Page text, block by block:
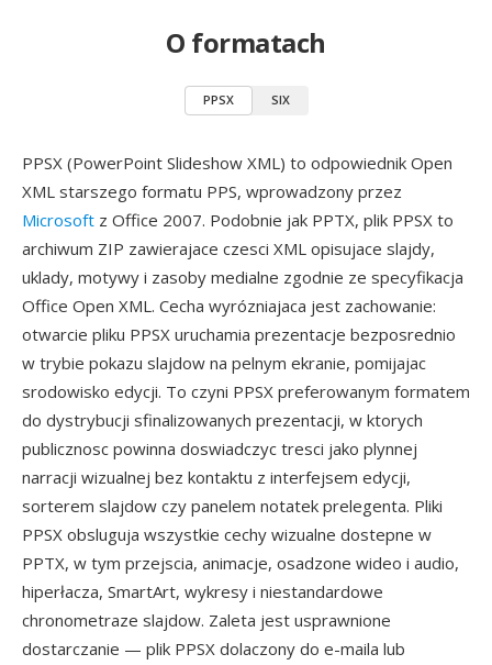
O formatach
PPSX SIX
PPSX (PowerPoint Slideshow XML) to odpowiednik Open
XML starszego formatu PPS, wprowadzony przez
Microsoft z Office 2007. Podobnie jak PPTX, plik PPSX to
archiwum ZIP zawierajace czesci XML opisujace slajdy,
uklady, motywy i zasoby medialne zgodnie ze specyfikacja
Office Open XML. Cecha wyrózniajaca jest zachowanie:
otwarcie pliku PPSX uruchamia prezentacje bezposrednio
w trybie pokazu slajdow na pelnym ekranie, pomijajac
srodowisko edycji. To czyni PPSX preferowanym formatem
do dystrybucji sfinalizowanych prezentacji, w ktorych
publicznosc powinna doswiadczyc tresci jako plynnej
narracji wizualnej bez kontaktu z interfejsem edycji,
sorterem slajdow czy panelem notatek prelegenta. Pliki
PPSX obsluguja wszystkie cechy wizualne dostepne w
PPTX, w tym przejscia, animacje, osadzone wideo i audio,
hiperłacza, SmartArt, wykresy i niestandardowe
chronometraze slajdow. Zaleta jest usprawnione
dostarczanie — plik PPSX dolaczony do e-maila lub